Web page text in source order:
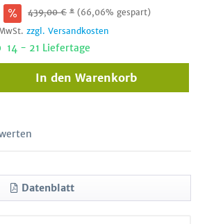
439,00€ * (66,06% gespart)
zzgl. Versandkosten
14 - 21 Liefertage
In den Warenkorb
Datenblatt